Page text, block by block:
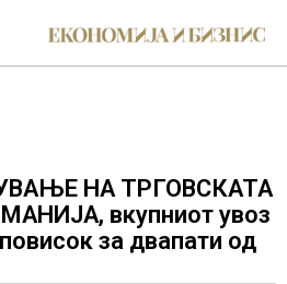
НА ТРГОВСКАТА
вкупниот увоз
за двапати од